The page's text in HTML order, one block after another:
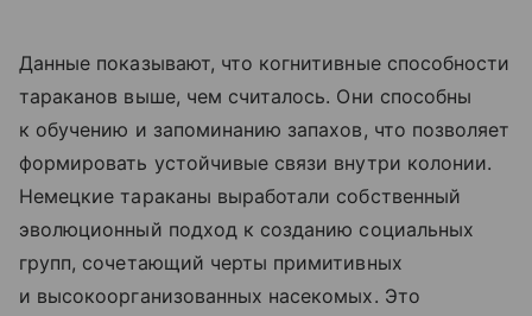
Данные показывают, что когнитивные способности
тараканов выше, чем считалось. Они способны
к обучению и запоминанию запахов, что позволяет
формировать устойчивые связи внутри колонии.
Немецкие тараканы выработали собственный
эволюционный подход к созданию социальных
групп, сочетающий черты примитивных
и высокоорганизованных насекомых. Это